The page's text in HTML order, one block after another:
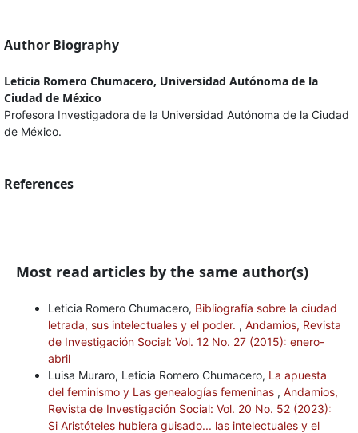
Author Biography
Leticia Romero Chumacero, Universidad Autónoma de la
Ciudad de México
Profesora Investigadora de la Universidad Autónoma de la Ciudad
de México.
References
Most read articles by the same author(s)
Leticia Romero Chumacero, Bibliografía sobre la ciudad
letrada, sus intelectuales y el poder. , Andamios, Revista
de Investigación Social: Vol. 12 No. 27 (2015): enero-
abril
Luisa Muraro, Leticia Romero Chumacero, La apuesta
del feminismo y Las genealogías femeninas , Andamios,
Revista de Investigación Social: Vol. 20 No. 52 (2023):
Si Aristóteles hubiera guisado... las intelectuales y el